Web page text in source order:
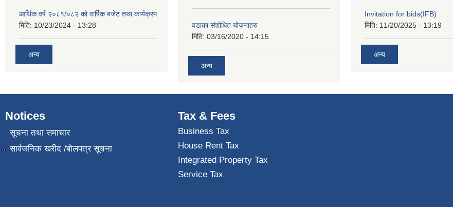
आर्थिक वर्ष २०८१/०८२ को वार्षिक बजेट तथा कार्यक्रम
मिति: 10/23/2024 - 13:28
अन्य
वडाका संशोधित योजनाहरु
मिति: 03/16/2020 - 14:15
अन्य
Invitation for bids(IFB)
मिति: 11/20/2025 - 13:19
अन्य
Notices
सूचना तथा समाचार
सार्वजनिक खरीद /बोलपत्र सूचना
Tax & Fees
Business Tax
House Rent Tax
Integrated Property Tax
Service Tax